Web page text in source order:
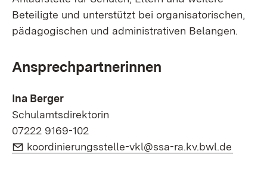
Beteiligte und unterstützt bei organisatorischen,
pädagogischen und administrativen Belangen.
Ansprechpartnerinnen
Ina Berger
Schulamtsdirektorin
07222 9169-102
E-Mail:
koordinierungsstelle-vkl@ssa-ra.kv.bwl.de